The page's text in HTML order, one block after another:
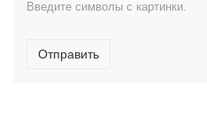
Введите символы с картинки.
Отправить